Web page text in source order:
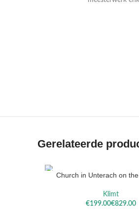
Gerelateerde
OPTIES SELECTEREN
Church in Unterach on
Klimt
€
€